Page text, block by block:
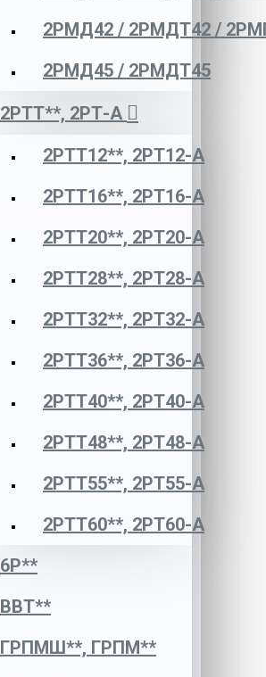
2РМД42 / 2РМДТ42 /
2РМД45 / 2РМДТ45
2РТТ**, 2РТ-А
2РТТ12**, 2РТ12-А
2РТТ16**, 2РТ16-А
2РТТ20**, 2РТ20-А
2РТТ28**, 2РТ28-А
2РТТ32**, 2РТ32-А
2РТТ36**, 2РТ36-А
2РТТ40**, 2РТ40-А
2РТТ48**, 2РТ48-А
2РТТ55**, 2РТ55-А
2РТТ60**, 2РТ60-А
6Р**
ВВТ**
ГРПМШ**, ГРПМ**